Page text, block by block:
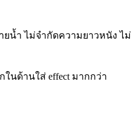
น้ำ ไม่จำกัดความยาวหนัง ไม่
ในด้านใส่ effect มากกว่า